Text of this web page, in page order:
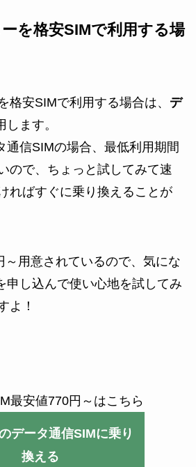
を格安SIMで利用する場
格安SIMで利用する場合は、 デ
します。
通信SIMの場合、最低利用期間
ので、 ちょっと試してみて速
ればすぐに乗り換えることが
～用意されているので、気にな
申し込んで使い心地を試してみ
よ！
最安値770円～はこちら
データ通信SIMに乗り
換える